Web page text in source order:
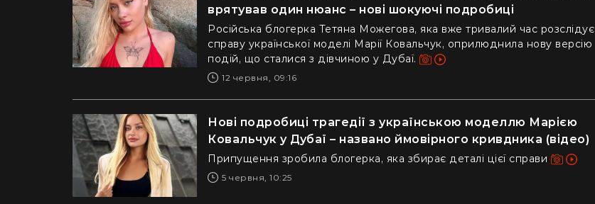
врятував один нюанс – нові шокуючі подробиці
Російська блогерка Тетяна Можегова, яка вже тривалий час розслідує
справу української моделі Марії Ковальчук, оприлюднила нову версію
подій, що сталися з дівчиною у Дубаї.
12 червня, 09:16
Нові подробиці трагедії з українською моделлю Марією
Ковальчук у Дубаї – названо ймовірного кривдника (відео)
Припущення зробила блогерка, яка збирає деталі цієї справи
5 червня, 10:25